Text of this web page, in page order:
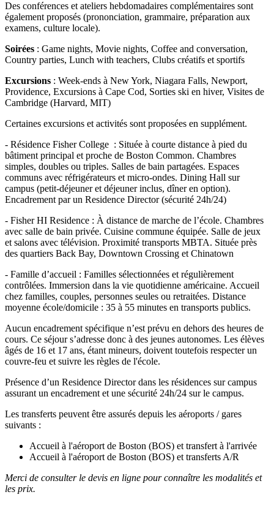
Des conférences et ateliers hebdomadaires complémentaires sont
également proposés (prononciation, grammaire, préparation aux
examens, culture locale).
Soirées : Game nights, Movie nights, Coffee and conversation,
Country parties, Lunch with teachers, Clubs créatifs et sportifs
Excursions : Week-ends à New York, Niagara Falls, Newport,
Providence, Excursions à Cape Cod, Sorties ski en hiver, Visites de
Cambridge (Harvard, MIT)
Certaines excursions et activités sont proposées en supplément.
- Résidence Fisher College : Située à courte distance à pied du
bâtiment principal et proche de Boston Common. Chambres
simples, doubles ou triples. Salles de bain partagées. Espaces
communs avec réfrigérateurs et micro-ondes. Dining Hall sur
campus (petit-déjeuner et déjeuner inclus, dîner en option).
Encadrement par un Residence Director (sécurité 24h/24)
- Fisher HI Residence : À distance de marche de l’école. Chambres
avec salle de bain privée. Cuisine commune équipée. Salle de jeux
et salons avec télévision. Proximité transports MBTA. Située près
des quartiers Back Bay, Downtown Crossing et Chinatown
- Famille d’accueil : Familles sélectionnées et régulièrement
contrôlées. Immersion dans la vie quotidienne américaine. Accueil
chez familles, couples, personnes seules ou retraitées. Distance
moyenne école/domicile : 35 à 55 minutes en transports publics.
Aucun encadrement spécifique n’est prévu en dehors des heures de
cours. Ce séjour s’adresse donc à des jeunes autonomes. Les élèves
âgés de 16 et 17 ans, étant mineurs, doivent toutefois respecter un
couvre-feu et suivre les règles de l'école.
Présence d’un Residence Director dans les résidences sur campus
assurant un encadrement et une sécurité 24h/24 sur le campus.
Les transferts peuvent être assurés depuis les aéroports / gares
suivants :
Accueil à l'aéroport de Boston (BOS) et transfert à l'arrivée
Accueil à l'aéroport de Boston (BOS) et transferts A/R
Merci de consulter le devis en ligne pour connaître les modalités et
les prix.